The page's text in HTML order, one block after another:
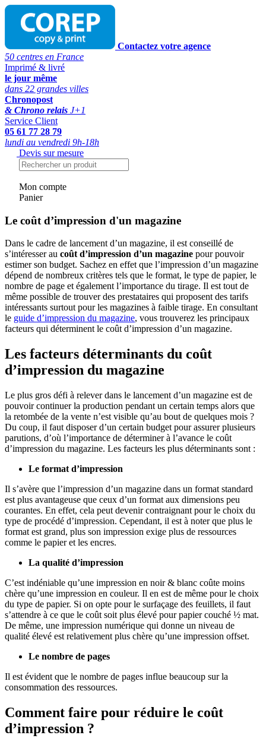
Contactez votre agence
50 centres en France
Imprimé & livré
le jour même
dans 22 grandes villes
Chronopost
& Chrono relais J+1
Service Client
05 61 77 28 79
lundi au vendredi 9h-18h
Devis sur mesure
Mon compte
Panier
Le coût d’impression d'un magazine
Dans le cadre de lancement d’un magazine, il est conseillé de
s’intéresser au coût d’impression d’un magazine pour pouvoir
estimer son budget. Sachez en effet que l’impression d’un magazine
dépend de nombreux critères tels que le format, le type de papier, le
nombre de page et également l’importance du tirage. Il est tout de
même possible de trouver des prestataires qui proposent des tarifs
intéressants surtout pour les magazines à faible tirage. En consultant
le guide d’impression du magazine, vous trouverez les principaux
facteurs qui déterminent le coût d’impression d’un magazine.
Les facteurs déterminants du coût
d’impression du magazine
Le plus gros défi à relever dans le lancement d’un magazine est de
pouvoir continuer la production pendant un certain temps alors que
la retombée de la vente n’est visible qu’au bout de quelques mois ?
Du coup, il faut disposer d’un certain budget pour assurer plusieurs
parutions, d’où l’importance de déterminer à l’avance le coût
d’impression du magazine. Les facteurs les plus déterminants sont :
Le format d’impression
Il s’avère que l’impression d’un magazine dans un format standard
est plus avantageuse que ceux d’un format aux dimensions peu
courantes. En effet, cela peut devenir contraignant pour le choix du
type de procédé d’impression. Cependant, il est à noter que plus le
format est grand, plus son impression exige plus de ressources
comme le papier et les encres.
La qualité d’impression
C’est indéniable qu’une impression en noir & blanc coûte moins
chère qu’une impression en couleur. Il en est de même pour le choix
du type de papier. Si on opte pour le surfaçage des feuillets, il faut
s’attendre à ce que le coût soit plus élevé pour papier couché ½ mat.
De même, une impression numérique qui donne un niveau de
qualité élevé est relativement plus chère qu’une impression offset.
Le nombre de pages
Il est évident que le nombre de pages influe beaucoup sur la
consommation des ressources.
Comment faire pour réduire le coût
d’impression ?